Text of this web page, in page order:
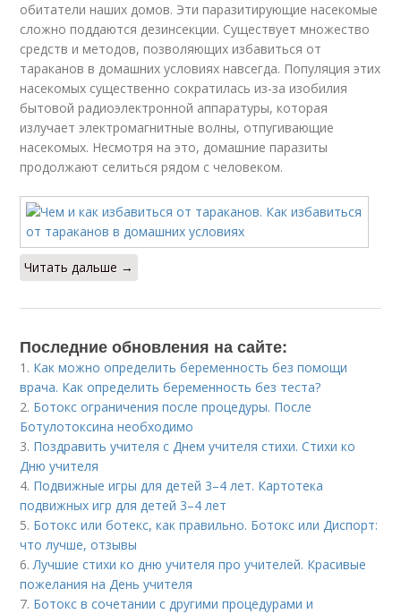
обитатели наших домов. Эти паразитирующие насекомые
сложно поддаются дезинсекции. Существует множество
средств и методов, позволяющих избавиться от
тараканов в домашних условиях навсегда. Популяция этих
насекомых существенно сократилась из-за изобилия
бытовой радиоэлектронной аппаратуры, которая
излучает электромагнитные волны, отпугивающие
насекомых. Несмотря на это, домашние паразиты
продолжают селиться рядом с человеком.
Читать дальше →
Последние обновления на сайте:
1. Как можно определить беременность без помощи
врача. Как определить беременность без теста?
2. Ботокс ограничения после процедуры. После
Ботулотоксина необходимо
3. Поздравить учителя с Днем учителя стихи. Стихи ко
Дню учителя
4. Подвижные игры для детей 3–4 лет. Картотека
подвижных игр для детей 3–4 лет
5. Ботокс или ботекс, как правильно. Ботокс или Диспорт:
что лучше, отзывы
6.Лучшие стихи ко дню учителя про учителей. Красивые
пожелания на День учителя
7. Ботокс в сочетании с другими процедурами и